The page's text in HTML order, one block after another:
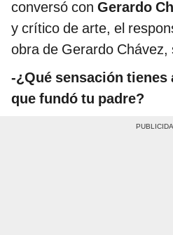
conversó con Gerardo
y crítico de arte, el
obra de Gerardo Chávez,
-¿Qué sensación
que fundó tu padre?